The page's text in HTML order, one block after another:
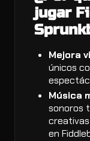
jugar
Mejora
únicos
Música
sonoros
en